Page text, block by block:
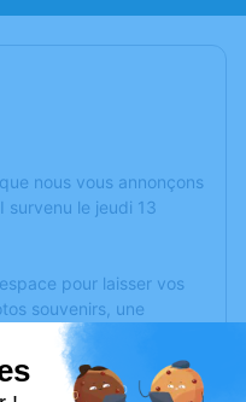
nous vous annonçons
survenu le jeudi 13
pour laisser vos
souvenirs, une
à travers des poèmes
d'expression dédié à
ORSETTI.